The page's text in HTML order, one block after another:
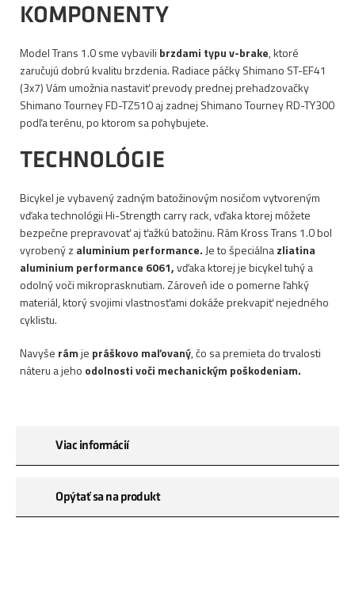
KOMPONENTY
Model Trans 1.0 sme vybavili brzdami typu v-brake, ktoré
zaručujú dobrú kvalitu brzdenia. Radiace páčky Shimano ST-EF41
(3x7) Vám umožnia nastaviť prevody prednej prehadzovačky
Shimano Tourney FD-TZ510 aj zadnej Shimano Tourney RD-TY300
podľa terénu, po ktorom sa pohybujete.
TECHNOLÓGIE
Bicykel je vybavený zadným batožinovým nosičom vytvoreným
vďaka technológii Hi-Strength carry rack, vďaka ktorej môžete
bezpečne prepravovať aj ťažkú batožinu. Rám Kross Trans 1.0 bol
vyrobený z aluminium performance. Je to špeciálnazliatina
aluminium performance 6061,vďaka ktorej je bicykel tuhý a
odolný voči mikroprasknutiam. Zároveň ide o pomerne ľahký
materiál, ktorý svojimi vlastnosťami dokáže prekvapiť nejedného
cyklistu.
Navyše rámje práškovo maľovaný, čo sa premieta do trvalosti
náteru a jeho odolnosti voči mechanickým poškodeniam.
Viac informácií
Opýtať sa na produkt